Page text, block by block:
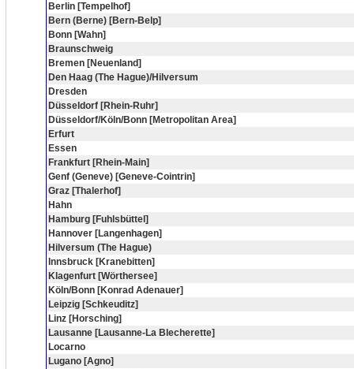
Berlin [Tempelhof]
Bern (Berne) [Bern-Belp]
Bonn [Wahn]
Braunschweig
Bremen [Neuenland]
Den Haag (The Hague)/Hilversum
Dresden
Düsseldorf [Rhein-Ruhr]
Düsseldorf/Köln/Bonn [Metropolitan Area]
Erfurt
Essen
Frankfurt [Rhein-Main]
Genf (Geneve) [Geneve-Cointrin]
Graz [Thalerhof]
Hahn
Hamburg [Fuhlsbüttel]
Hannover [Langenhagen]
Hilversum (The Hague)
Innsbruck [Kranebitten]
Klagenfurt [Wörthersee]
Köln/Bonn [Konrad Adenauer]
Leipzig [Schkeuditz]
Linz [Horsching]
Lausanne [Lausanne-La Blecherette]
Locarno
Lugano [Agno]